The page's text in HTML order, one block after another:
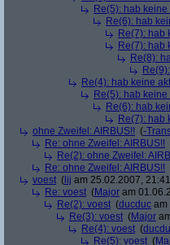
Re(5): hab keine
Re(6): hab
Re(7): hab
Re(7): hab
Re(8):
Re(4): hab keine
Re(5): hab keine
Re(6): hab
Re(7): hab
ohne Zweifel: AIRBUS!! (-
Re: ohne Zweifel: AIRBUS!!
Re(2): ohne Zweifel:
Re: ohne Zweifel: AIRBUS!!
voest ( lij am 25.02.2007,
Re: voest (Major am
Re(2): voest (ducduc am
Re(3): voest (Major
Re(4): voest (
Re(5): voest (